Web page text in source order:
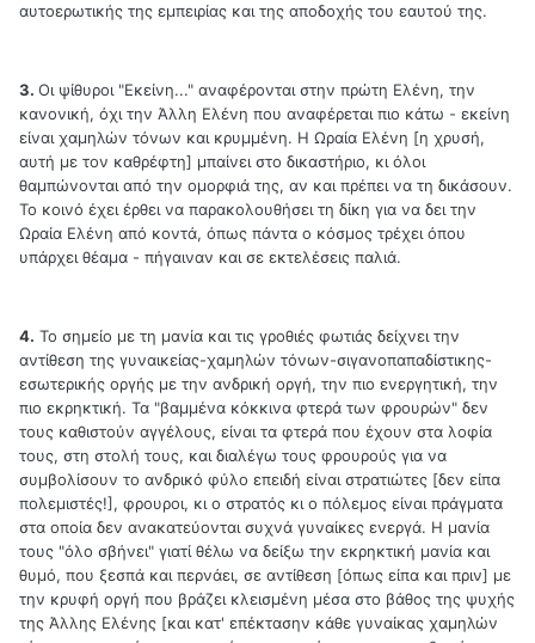
αυτοερωτικής της εμπειρίας και της αποδοχής του εαυτού της.
3. Οι ψίθυροι "Εκείνη..." αναφέρονται στην πρώτη Ελένη, την
κανονική, όχι την Άλλη Ελένη που αναφέρεται πιο κάτω - εκείνη
είναι χαμηλών τόνων και κρυμμένη. Η Ωραία Ελένη [η χρυσή,
αυτή με τον καθρέφτη] μπαίνει στο δικαστήριο, κι όλοι
θαμπώνονται από την ομορφιά της, αν και πρέπει να τη δικάσουν.
Το κοινό έχει έρθει να παρακολουθήσει τη δίκη για να δει την
Ωραία Ελένη από κοντά, όπως πάντα ο κόσμος τρέχει όπου
υπάρχει θέαμα - πήγαιναν και σε εκτελέσεις παλιά.
4. Το σημείο με τη μανία και τις γροθιές φωτιάς δείχνει την
αντίθεση της γυναικείας-χαμηλών τόνων-σιγανοπαπαδίστικης-
εσωτερικής οργής με την ανδρική οργή, την πιο ενεργητική, την
πιο εκρηκτική. Τα "βαμμένα κόκκινα φτερά των φρουρών" δεν
τους καθιστούν αγγέλους, είναι τα φτερά που έχουν στα λοφία
τους, στη στολή τους, και διαλέγω τους φρουρούς για να
συμβολίσουν το ανδρικό φύλο επειδή είναι στρατιώτες [δεν είπα
πολεμιστές!], φρουροι, κι ο στρατός κι ο πόλεμος είναι πράγματα
στα οποία δεν ανακατεύονται συχνά γυναίκες ενεργά. Η μανία
τους "όλο σβήνει" γιατί θέλω να δείξω την εκρηκτική μανία και
θυμό, που ξεσπά και περνάει, σε αντίθεση [όπως είπα και πριν] με
την κρυφή οργή που βράζει κλεισμένη μέσα στο βάθος της ψυχής
της Άλλης Ελένης [και κατ' επέκτασην κάθε γυναίκας χαμηλών